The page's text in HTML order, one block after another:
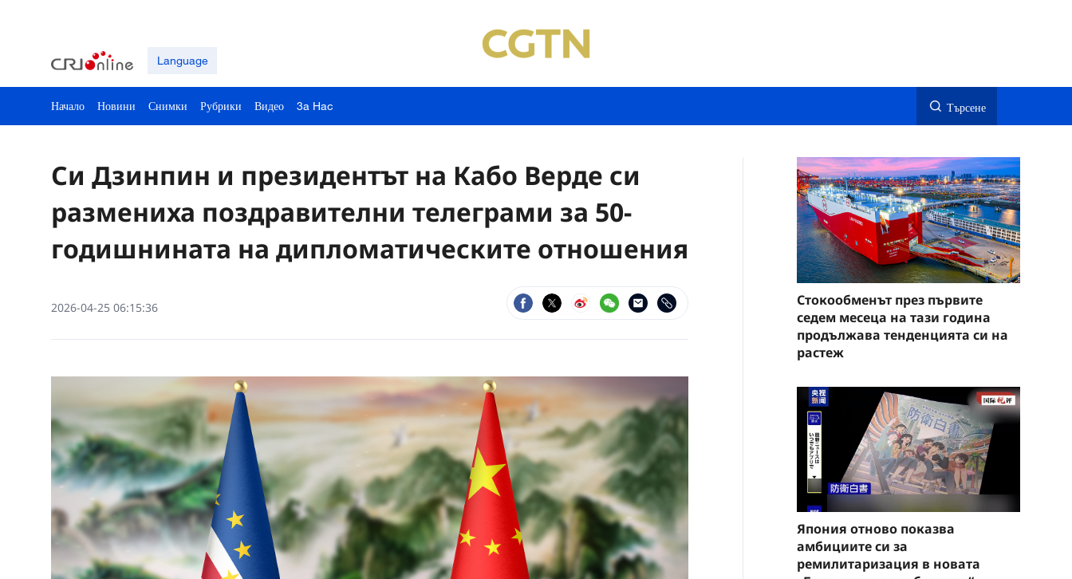
Language
Начало Новини Снимки Рубрики Видео 3a Hac Търсене
Си Дзинпин и президентът на Кабо Верде си
размениха поздравителни телеграми за 50-
годишнината на дипломатическите отношения
2026-04-25 06:15:36
Стокообменът през първите
седем месеца на тази година
продължава тенденцията си на
растеж
Япония отново показва
амбициите си за
ремилитаризация в новата